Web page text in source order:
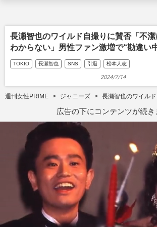
長瀬智也のワイルド自撮りに賛否「不
わからない」男性ファン激増で“勘違い
TOKIO 長瀬智也 SNS 引退 松本人志
2024/7/14
週刊女性PRIME ジャニーズ 長瀬智也のワイル
広告の下にコンテンツが続き